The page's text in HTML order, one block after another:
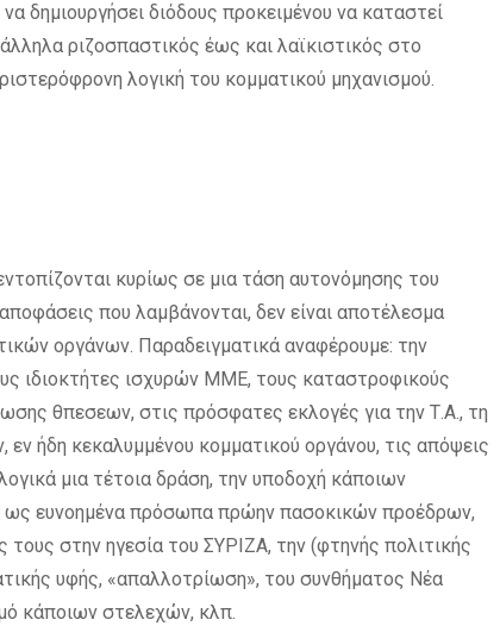
δημιουργήσει διόδους προκειμένου να καταστεί
ριζοσπαστικός έως και λαϊκιστικός στο
λογική του κομματικού μηχανισμού.
κυρίως σε μια τάση αυτονόμησης του
που λαμβάνονται, δεν είναι αποτέλεσμα
οργάνων. Παραδειγματικά αναφέρουμε: την
ιδιοκτήτες ισχυρών ΜΜΕ, τους καταστροφικούς
θπεσεων, στις πρόσφατες εκλογές για την Τ.Α., τη
ήδη κεκαλυμμένου κομματικού οργάνου, τις απόψεις
μια τέτοια δράση, την υποδοχή κάποιων
ως ευνοημένα πρόσωπα πρώην πασοκικών προέδρων,
στην ηγεσία του ΣΥΡΙΖΑ, την (φτηνής πολιτικής
υφής, «απαλλοτρίωση», του συνθήματος Νέα
κάποιων στελεχών, κλπ.